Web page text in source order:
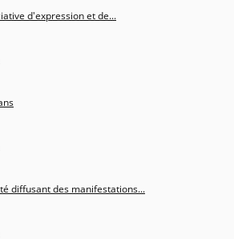
d'expression et de...
diffusant des manifestations...